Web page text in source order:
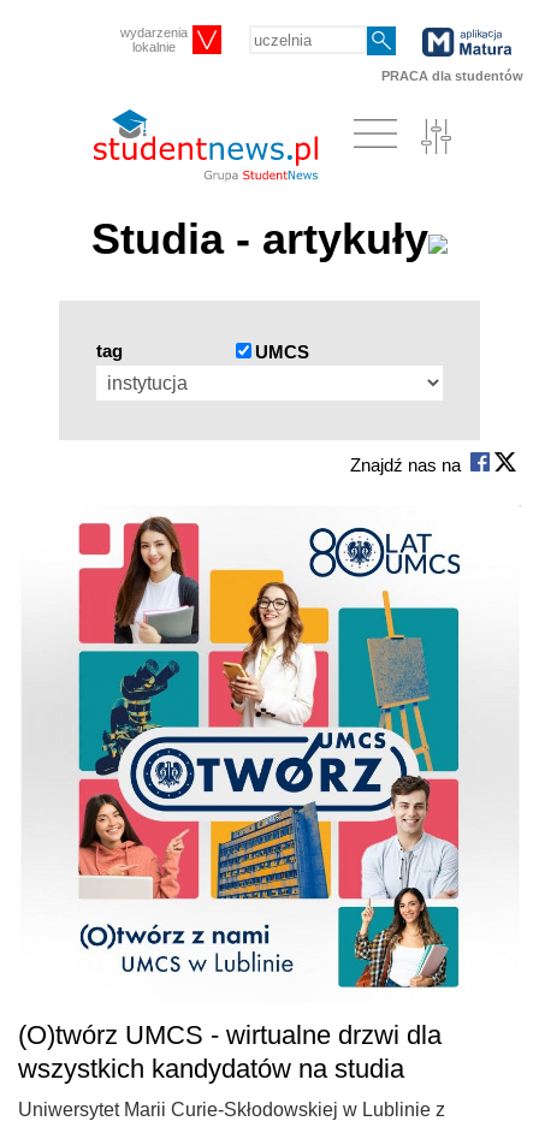
wydarzenia
lokalnie
PRACA dla studentów
Studia - artykuły
tag UMCS
Znajdź nas na
(O)twórz UMCS - wirtualne drzwi dla
wszystkich kandydatów na studia
Uniwersytet Marii Curie-Skłodowskiej w Lublinie z